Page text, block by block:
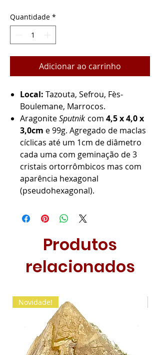
Quantidade *
Adicionar ao carrinho
Local: Tazouta, Sefrou, Fès-
Boulemane, Marrocos.
AragoniteSputnik com 4,5 x 4,0 x
3,0cm e 99g. Agregado de maclas
cíclicas até um 1cm de diâmetro
cada uma com geminação de 3
cristais ortorrômbicos mas com
aparência hexagonal
(pseudohexagonal).
Produtos
relacionados
Novidade!